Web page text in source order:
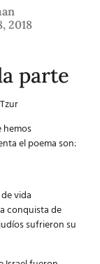
2018
parte
hemos
el poema son:
vida
conquista de
sufrieron su